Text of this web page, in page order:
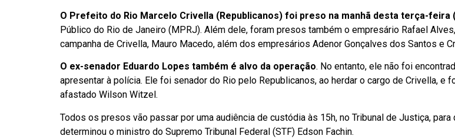
O Prefeito do Rio Marcelo Crivella (Republicanos) foi preso na manhã desta terça-feira
Público do Rio de Janeiro (MPRJ). Além dele, foram presos também o empresário Rafael
campanha de Crivella, Mauro Macedo, além dos empresários Adenor Gonçalves dos Santos e
O ex-senador Eduardo Lopes também é alvo da operação. No entanto, ele não foi
apresentar à polícia. Ele foi senador do Rio pelo Republicanos, ao herdar o cargo de Crivella,
afastado Wilson Witzel.
Todos os presos vão passar por uma audiência de custódia às 15h, no Tribunal de Justiça,
determinou o ministro do Supremo Tribunal Federal (STF) Edson Fachin.